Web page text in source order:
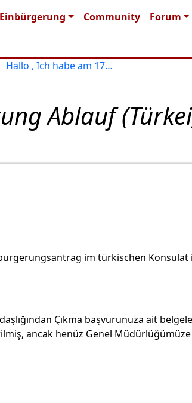
Einbürgerung Community
Forum
Hallo , Ich habe am 17…
Ablauf
im türkischen Konsulat
Çıkma başvurunuza ait
ancak henüz Genel Müdürlüğümüze